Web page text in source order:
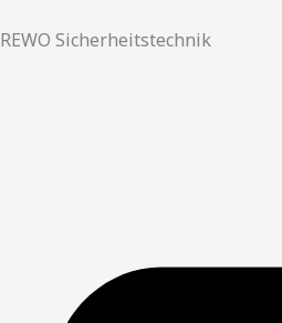
REWO Sicherheitstechnik